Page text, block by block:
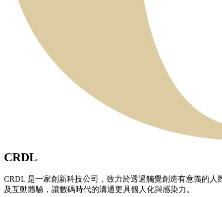
CRDL
CRDL 是一家創新科技公司，致力於透過觸覺創造有意義的
及互動體驗，讓數碼時代的溝通更具個人化與感染力。